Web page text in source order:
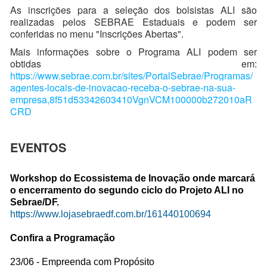
As inscrições para a seleção dos bolsistas ALI são
realizadas pelos SEBRAE Estaduais e podem ser
conferidas no menu "Inscrições Abertas".
Mais informações sobre o Programa ALI podem ser
obtidas em:
https://www.sebrae.com.br/sites/PortalSebrae/Programas/
agentes-locais-de-inovacao-receba-o-sebrae-na-sua-
empresa,8f51d53342603410VgnVCM100000b272010aR
CRD
EVENTOS
Workshop do Ecossistema de Inovação onde marcará
o encerramento do segundo ciclo do Projeto ALI no
Sebrae/DF.
https://www.lojasebraedf.com.br/161440100694
Confira a Programação
23/06 - Empreenda com Propósito